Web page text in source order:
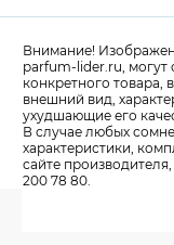
Внимание!
parfum-lider.ru, могут
конкретного товара,
внешний вид,
ухудшающие его
В случае любых
характеристики,
сайте
200 78 80.